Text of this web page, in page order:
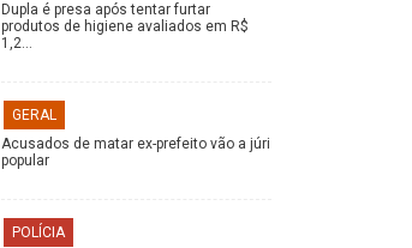
Dupla é presa após tentar furtar
produtos de higiene avaliados em R$
1,2…
GERAL
Acusados de matar ex-prefeito vão a júri
popular
POLÍCIA